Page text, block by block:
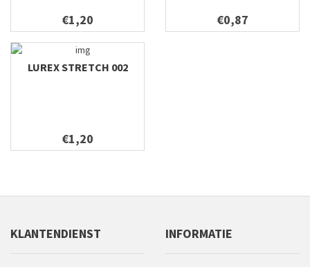
€1,20 €0,87
LUREX STRETCH 002
€1,20
KLANTENDIENST INFORMATIE